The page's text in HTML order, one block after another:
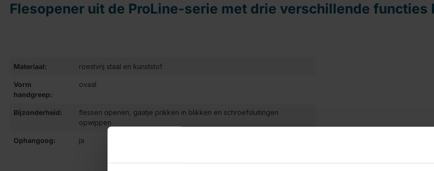
Flesopener uit de ProLine-serie met drie verschillende functies
Materiaal: roestvrij staal en kunststof
Vorm
handgreep:
ovaal
Bijzonderheid:
flessen openen, gaatje prikken in blikken en schroefsluitingen
opwippen
Ophangoog: ja